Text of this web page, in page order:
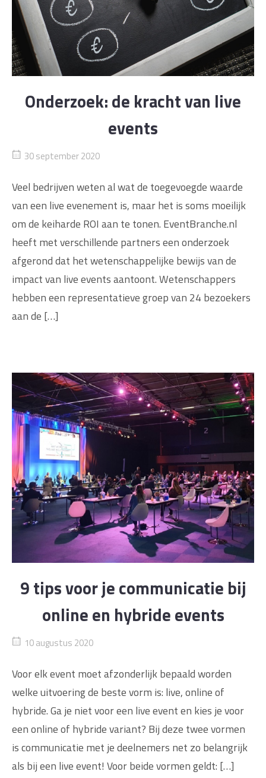
Onderzoek: de kracht van live
events
30 september 2020
Veel bedrijven weten al wat de toegevoegde waarde
van een live evenement is, maar het is soms moeilijk
om de keiharde ROI aan te tonen. EventBranche.nl
heeft met verschillende partners een onderzoek
afgerond dat het wetenschappelijke bewijs van de
impact van live events aantoont. Wetenschappers
hebben een representatieve groep van 24 bezoekers
aan de […]
9 tips voor je communicatie bij
online en hybride events
10 augustus 2020
Voor elk event moet afzonderlijk bepaald worden
welke uitvoering de beste vorm is: live, online of
hybride. Ga je niet voor een live event en kies je voor
een online of hybride variant? Bij deze twee vormen
is communicatie met je deelnemers net zo belangrijk
als bij een live event! Voor beide vormen geldt: […]